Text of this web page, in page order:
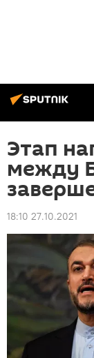
Этап
между
18:10 27.10.2021